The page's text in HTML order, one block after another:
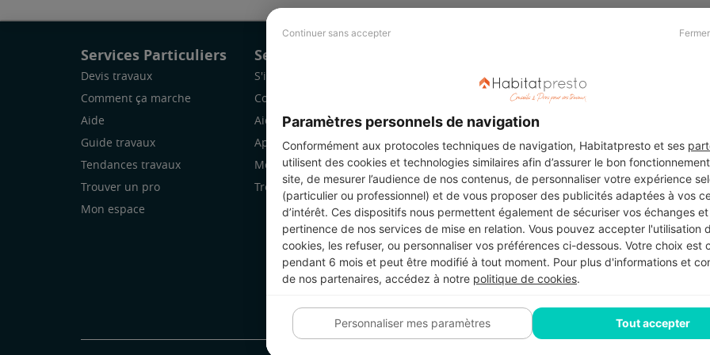
Continuer sans accepter
Paramètres personnels de navigation
Conformément aux protocoles techniques de navigation, Habitatpresto et ses
utilisent des cookies et technologies similaires afin d’assurer le bon
site, de mesurer l’audience de nos contenus, de personnaliser votre expérience
(particulier ou professionnel) et de vous proposer des publicités adaptées à vos
d’intérêt. Ces dispositifs nous permettent également de sécuriser vos échanges
pertinence de nos services de mise en relation. Vous pouvez accepter l'utilisation
cookies, les refuser, ou personnaliser vos préférences ci-dessous. Votre choix est
pendant 6 mois et peut être modifié à tout moment. Pour plus d'informations et
de nos partenaires, accédez à notre politique de cookies.
Personnaliser mes paramètres Tout accepter
Services Particuliers
Devis travaux
Comment ça marche
Aide
Guide travaux
Tendances travaux
Trouver un pro
Mon espace
Services Pro
S'inscrire
Comment ça marche
Aide
Application Mobile
Mon espace
Trouver des chantiers
Revue de presse
Légal
Charte cookies
Suivez-nous